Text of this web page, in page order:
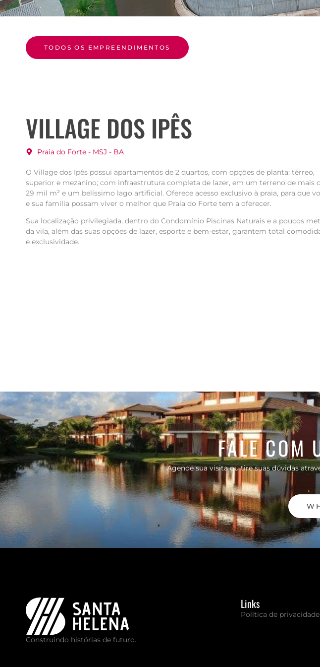
TODOS OS EMPREENDIMENTOS
VILLAGE DOS IPÊS
Praia do Forte - MSJ - BA
O Village dos Ipês possui apartamentos de 2 quartos, com opções de planta: térreo,
superior e mezanino; com infraestrutura completa de lazer, em um terreno de mais
29 mil m² e um belíssimo lago artificial. Oferece acesso exclusivo à praia, para que
e sua família possam viver o melhor que Praia do Forte tem a oferecer.
Sua localização privilegiada, dentro do Condomínio Piscinas Naturais e a poucos
da vila, além das suas opções de lazer, esporte e bem-estar, garantem total
e exclusividade.
FALE COM
Agende sua visita ou tire suas dúvidas
Construindo histórias de futuro.
Links
Política de privacidade